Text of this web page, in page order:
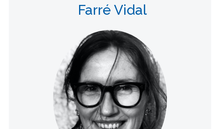
Farré Vidal